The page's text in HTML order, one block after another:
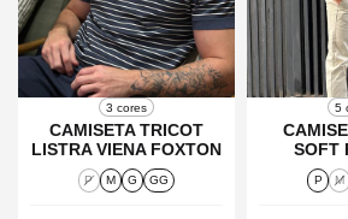
3 cores
CAMISETA TRICOT
LISTRA VIENA FOXTON
P M G GG
5
SOFT
P M